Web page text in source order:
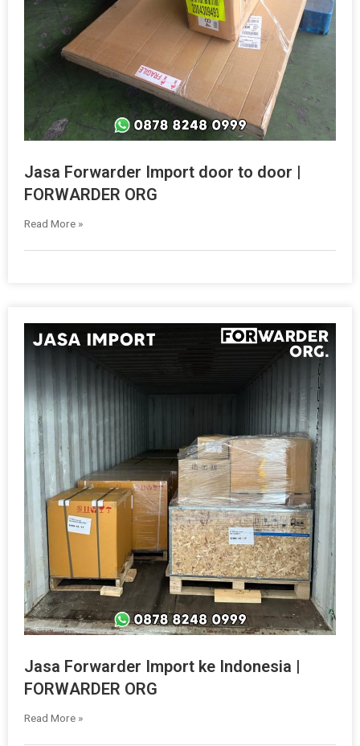
Jasa Forwarder Import door to door |
FORWARDER ORG
Read More »
Jasa Forwarder Import ke Indonesia |
FORWARDER ORG
Read More »